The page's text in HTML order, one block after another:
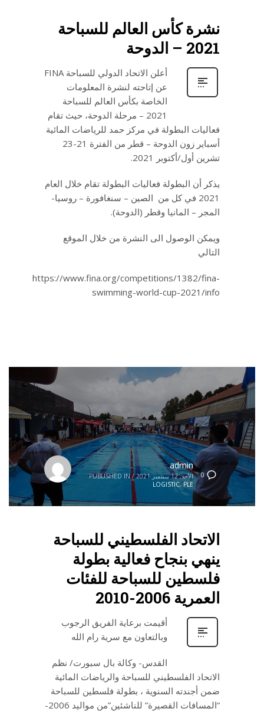
نشرة كأس العالم للسباحة
2021 – الدوحة
أعلن الاتحاد الدولي للسباحة FINA
عن إتاحته لنشرة المعلومات
الخاصة بكأس العالم للسباحة
2021 – مرحلة الدوحة، حيث تقام
فعاليات البطولة في مركز حمد للرياضات المائية
أسباير زون الدوحة – قطر من الفترة 21-23
تشرين أول/أكتوبر 2021.
يذكر أن البطولة فعاليات البطولة تقام خلال العام
2021 في كل من الصين – سنغافورة – روسيا-
المجر – المانيا وقطر (الدوحة).
ويمكن الوصول الى النشرة من خلال الموقع
التالي
https://www.fina.org/competitions/1382/fina-
swimming-world-cup-2021/info
0
admin
الأحد, 12 سبتمبر 2021 /
PUBLISHED IN
LOGISTIC,PLE
الاتحاد الفلسطيني للسباحة
ينهي بنجاح فعالية بطولة
فلسطين للسباحة للفئات
العمرية 2006-2010
أقيمت برعاية الفريق الرجوب
وبالتعاون مع سرية رام الله
القدس- وكالة بال سبورت/ نظم
الاتحاد الفلسطيني للسباحة والرياضات المائية
ضمن أجندته السنوية ، بطولة فلسطين للسباحة
“المسافات القصيرة” للناشئين”من مواليد 2006-